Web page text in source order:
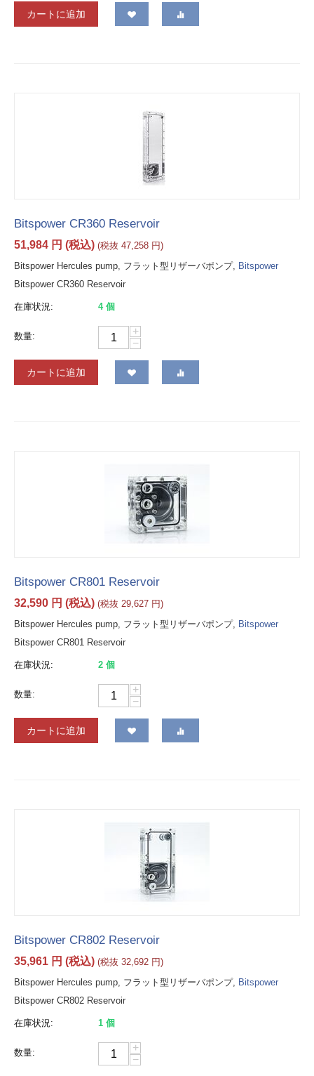
カートに追加
Bitspower CR360 Reservoir
51,984 円 (税込) (税抜 47,258 円)
Bitspower Hercules pump, フラット型リザーバポンプ, Bitspower
Bitspower CR360 Reservoir
在庫状況: 4 個
数量:
+
−
カートに追加
Bitspower CR801 Reservoir
32,590 円 (税込) (税抜 29,627 円)
Bitspower Hercules pump, フラット型リザーバポンプ, Bitspower
Bitspower CR801 Reservoir
在庫状況: 2 個
数量:
+
−
カートに追加
Bitspower CR802 Reservoir
35,961 円 (税込) (税抜 32,692 円)
Bitspower Hercules pump, フラット型リザーバポンプ, Bitspower
Bitspower CR802 Reservoir
在庫状況: 1 個
数量:
+
−